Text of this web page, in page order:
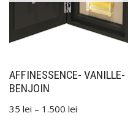
AFFINESSENCE- VANILLE-
BENJOIN
35 lei – 1.500 lei